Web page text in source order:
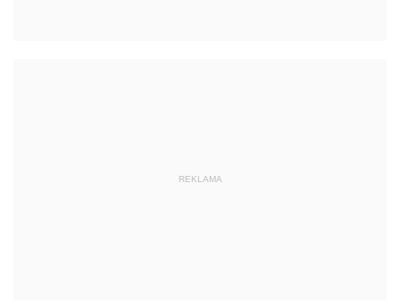
REKLAMA